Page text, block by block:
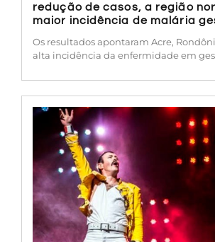
redução de casos, a região
maior incidência de malária
Os resultados apontaram Acre,
alta incidência da enfermidade em